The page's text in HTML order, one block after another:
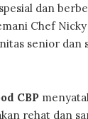
dan
Chef
senior dan
CBP
rehat dan